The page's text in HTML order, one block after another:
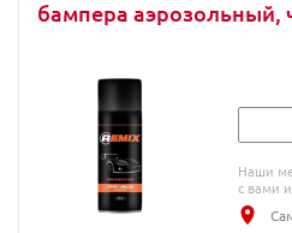
бампера аэрозольный,
Наши
с вами и